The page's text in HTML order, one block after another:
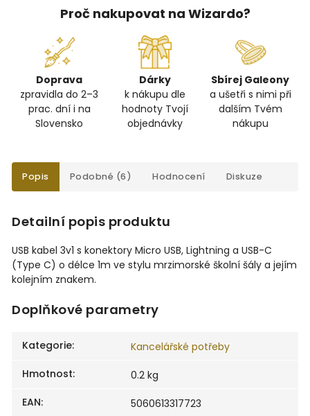
Proč nakupovat na Wizardo?
Doprava
zpravidla do 2–3
prac. dní i na
Slovensko
Dárky
k nákupu dle
hodnoty Tvojí
objednávky
Sbírej Galeony
a ušetři s nimi při
dalším Tvém
nákupu
Popis Podobné (6) Hodnocení Diskuze
Detailní popis produktu
USB kabel 3v1 s konektory Micro USB, Lightning a USB-C
(Type C) o délce 1m ve stylu mrzimorské školní šály a jejím
kolejním znakem.
Doplňkové parametry
Kategorie:
Kancelářské potřeby
Hmotnost:
0.2 kg
EAN: 5060613317723